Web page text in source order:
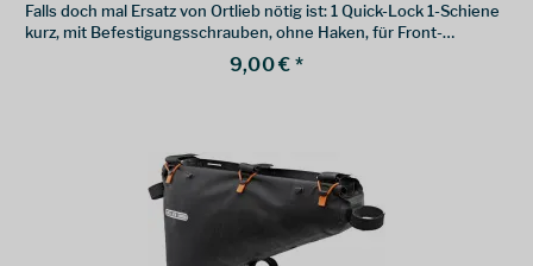
Falls doch mal Ersatz von Ortlieb nötig ist: 1 Quick-Lock 1-Schiene
kurz, mit Befestigungsschrauben, ohne Haken, für Front-
9,00 € *